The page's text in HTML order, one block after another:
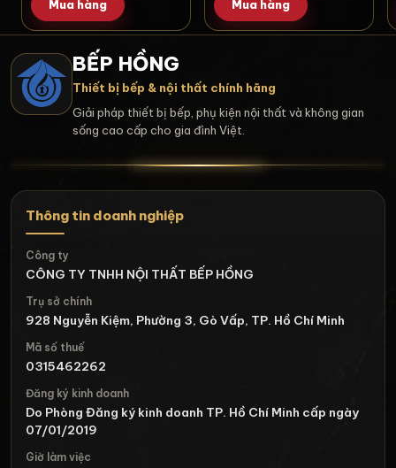
Mua hàng Mua hàng
BẾP HỒNG
Thiết bị bếp & nội thất chính hãng
Giải pháp thiết bị bếp, phụ kiện nội thất và không gian
sống cao cấp cho gia đình Việt.
Thông tin doanh nghiệp
Công ty
CÔNG TY TNHH NỘI THẤT BẾP HỒNG
Trụ sở chính
928 Nguyễn Kiệm, Phường 3, Gò Vấp, TP. Hồ Chí Minh
Mã số thuế
0315462262
Đăng ký kinh doanh
Do Phòng Đăng ký kinh doanh TP. Hồ Chí Minh cấp ngày
07/01/2019
Giờ làm việc